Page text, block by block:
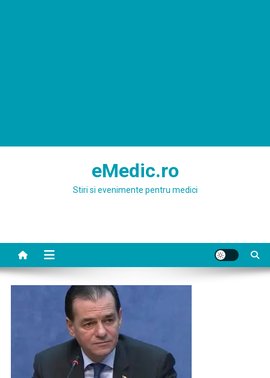
eMedic.ro
Stiri si evenimente pentru medici